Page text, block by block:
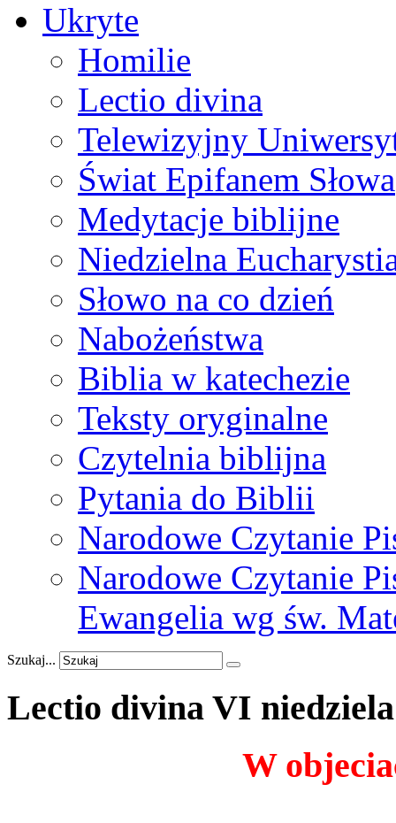
Ukryte
Homilie
Lectio divina
Telewizyjny
Świat Epifanem Słowa
Medytacje biblijne
Niedzielna
Słowo na co dzień
Nabożeństwa
Biblia w katechezie
Teksty oryginalne
Czytelnia biblijna
Pytania do Biblii
Narodowe Czytanie
Narodowe Czytanie
Ewangelia wg św.
Szukaj...
Lectio divina VI niedziela
W